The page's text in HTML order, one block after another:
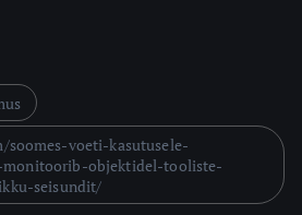
soomes-voeti-kasutusele-
objektidel-tooliste-
seisundit/